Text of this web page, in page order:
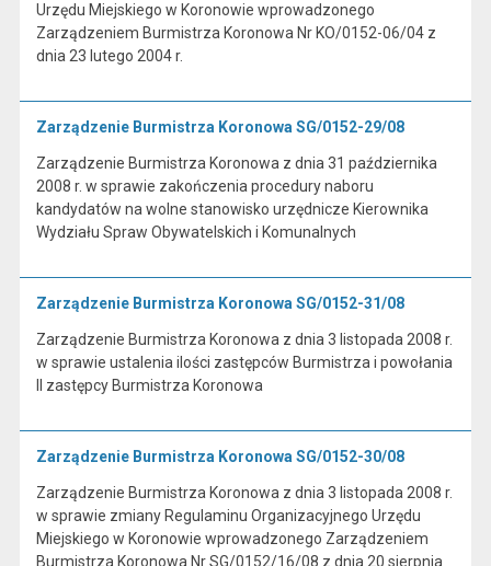
Urzędu Miejskiego w Koronowie wprowadzonego
Zarządzeniem Burmistrza Koronowa Nr KO/0152-06/04 z
dnia 23 lutego 2004 r.
Zarządzenie Burmistrza Koronowa SG/0152-29/08
Zarządzenie Burmistrza Koronowa z dnia 31 października
2008 r. w sprawie zakończenia procedury naboru
kandydatów na wolne stanowisko urzędnicze Kierownika
Wydziału Spraw Obywatelskich i Komunalnych
Zarządzenie Burmistrza Koronowa SG/0152-31/08
Zarządzenie Burmistrza Koronowa z dnia 3 listopada 2008 r.
w sprawie ustalenia ilości zastępców Burmistrza i powołania
II zastępcy Burmistrza Koronowa
Zarządzenie Burmistrza Koronowa SG/0152-30/08
Zarządzenie Burmistrza Koronowa z dnia 3 listopada 2008 r.
w sprawie zmiany Regulaminu Organizacyjnego Urzędu
Miejskiego w Koronowie wprowadzonego Zarządzeniem
Burmistrza Koronowa Nr SG/0152/16/08 z dnia 20 sierpnia